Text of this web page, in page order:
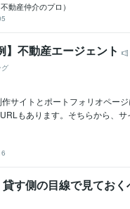
動産仲介のプロ）
】不動産エージェント
グ
サイトとポートフォリオペー
もあります。そちらから、
す側の目線で見ておく